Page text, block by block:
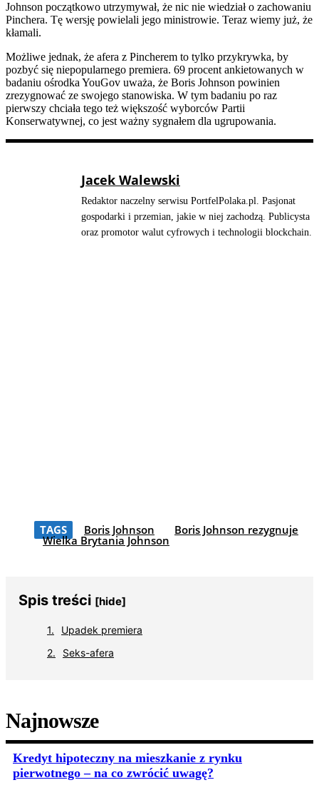
Johnson początkowo utrzymywał, że nic nie wiedział o zachowaniu
Pinchera. Tę wersję powielali jego ministrowie. Teraz wiemy już, że
kłamali.
Możliwe jednak, że afera z Pincherem to tylko przykrywka, by
pozbyć się niepopularnego premiera. 69 procent ankietowanych w
badaniu ośrodka YouGov uważa, że Boris Johnson powinien
zrezygnować ze swojego stanowiska. W tym badaniu po raz
pierwszy chciała tego też większość wyborców Partii
Konserwatywnej, co jest ważny sygnałem dla ugrupowania.
Jacek Walewski
Redaktor naczelny serwisu PortfelPolaka.pl. Pasjonat
gospodarki i przemian, jakie w niej zachodzą. Publicysta
oraz promotor walut cyfrowych i technologii blockchain.
TAGS Boris Johnson Boris Johnson rezygnuje
Wielka Brytania Johnson
Spis treści [hide]
Upadek premiera
Seks-afera
Najnowsze
Kredyt hipoteczny na mieszkanie z rynku
pierwotnego – na co zwrócić uwagę?